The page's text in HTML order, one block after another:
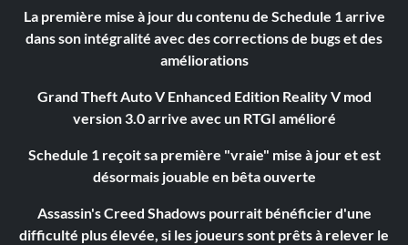
La première mise à jour du contenu de Schedule 1 arrive
dans son intégralité avec des corrections de bugs et des
améliorations
Grand Theft Auto V Enhanced Edition Reality V mod
version 3.0 arrive avec un RTGI amélioré
Schedule 1 reçoit sa première "vraie" mise à jour et est
désormais jouable en bêta ouverte
Assassin's Creed Shadows pourrait bénéficier d'une
difficulté plus élevée, si les joueurs sont prêts à relever le